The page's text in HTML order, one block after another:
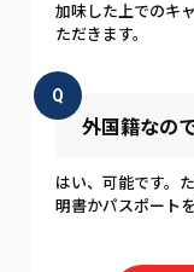
加味した上でのキ
ただきます。
Q
外国籍なの
はい、可能です。
明書かパスポート